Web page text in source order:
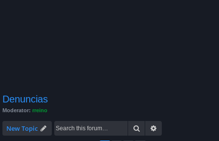
Denuncias
Moderator: rreino
New Topic Search